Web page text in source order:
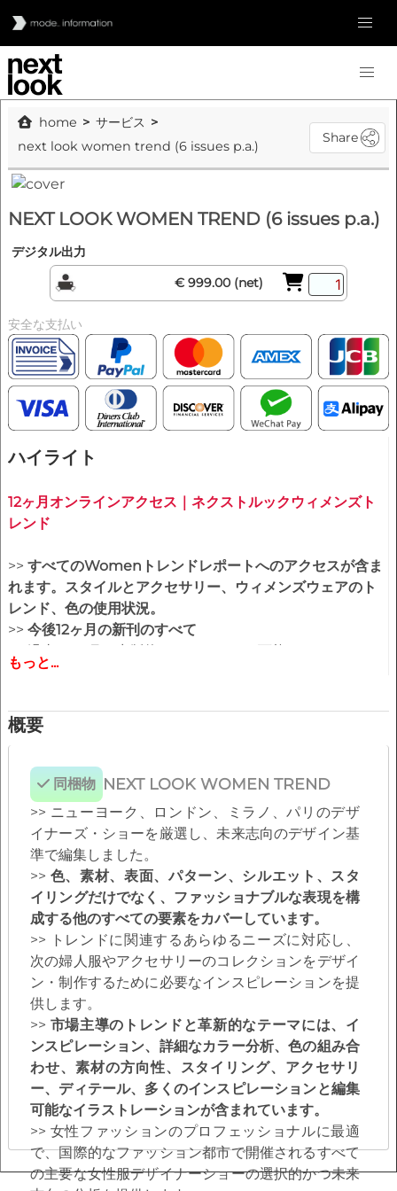
home
サービス
next look women trend (6 issues p.a.)
Share
NEXT LOOK WOMEN TREND (6 issues p.a.)
デジタル出力
€ 999.00 (net)
安全な支払い
ハイライト
12ヶ月オンラインアクセス｜ネクストルックウィメンズト
レンド
>> すべてのWomenトレンドレポートへのアクセスが含ま
れます。スタイルとアクセサリー、ウィメンズウェアのト
レンド、色の使用状況。
>> 今後12ヶ月の新刊のすべて
>> 200冊までのPDFと編集可能なベクターCADアートワー
>> 会員期間中の全レポートを閲覧できます。
もっと...
概要
同梱物 NEXT LOOK WOMEN TREND
>> ニューヨーク、ロンドン、ミラノ、パリのデザ
イナーズ・ショーを厳選し、未来志向のデザイン基
準で編集しました。
>> 色、素材、表面、パターン、シルエット、スタ
イリングだけでなく、ファッショナブルな表現を構
成する他のすべての要素をカバーしています。
>> トレンドに関連するあらゆるニーズに対応し、
次の婦人服やアクセサリーのコレクションをデザイ
ン・制作するために必要なインスピレーションを提
供します。
>> 市場主導のトレンドと革新的なテーマには、イ
ンスピレーション、詳細なカラー分析、色の組み合
わせ、素材の方向性、スタイリング、アクセサリ
ー、ディテール、多くのインスピレーションと編集
可能なイラストレーションが含まれています。
>> 女性ファッションのプロフェッショナルに最適
で、国際的なファッション都市で開催されるすべて
の主要な女性服デザイナーショーの選択的かつ未来